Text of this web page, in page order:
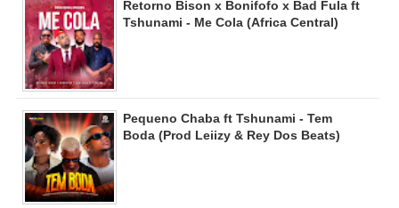
Retorno Bison x Bonifofo x Bad Fula ft
Tshunami - Me Cola (Africa Central)
Pequeno Chaba ft Tshunami - Tem
Boda (Prod Leiizy & Rey Dos Beats)